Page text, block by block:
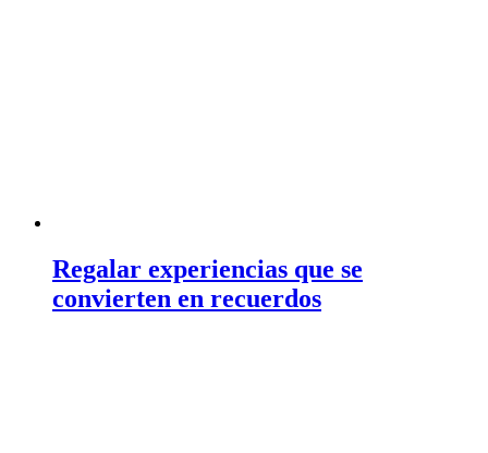
Regalar experiencias que se
convierten en recuerdos